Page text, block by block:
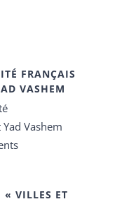
FRANÇAIS
VASHEM
Yad Vashem
« VILLES ET